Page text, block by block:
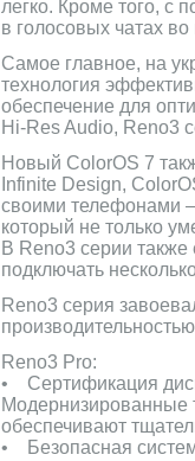
легко. Кроме того, с
в голосовых чатах во
Самое главное, на
технология
обеспечение для
Hi-Res Audio, Reno3
Новый ColorOS 7
Infinite Design,
своими телефонами
который не только
В Reno3 серии
подключать
Reno3 серия
Reno3 Pro:
• Сертификация
Модернизированные
обеспечивают
• Безопасная